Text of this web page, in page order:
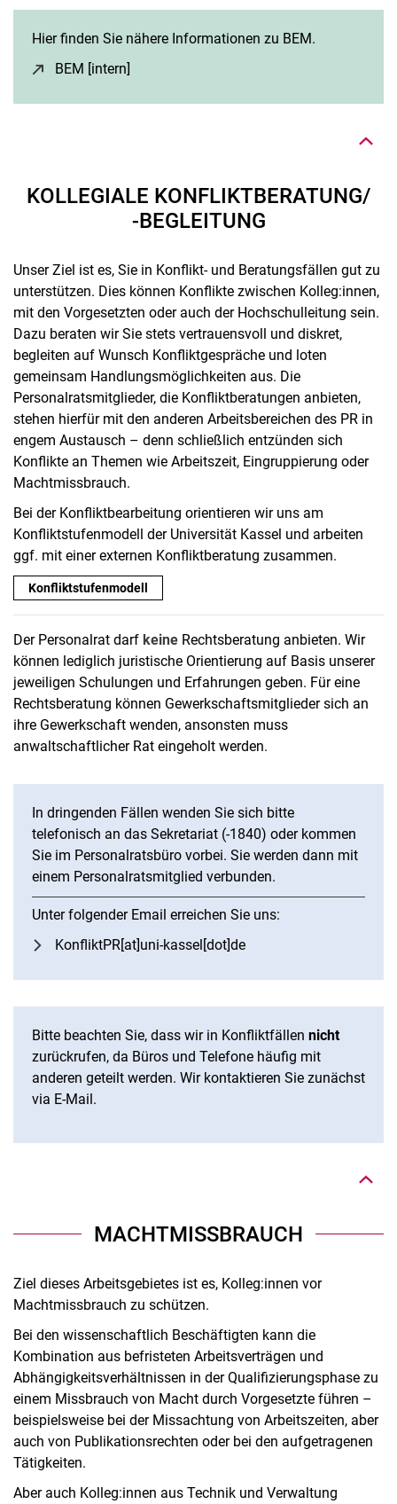
Hier finden Sie nähere Informationen zu BEM.
BEM [intern]
Nach oben
KOLLEGIALE KONFLIKTBERATUNG/
-BEGLEITUNG
Unser Ziel ist es, Sie in Konflikt- und Beratungsfällen gut zu
unterstützen. Dies können Konflikte zwischen Kolleg:innen,
mit den Vorgesetzten oder auch der Hochschulleitung sein.
Dazu beraten wir Sie stets vertrauensvoll und diskret,
begleiten auf Wunsch Konfliktgespräche und loten
gemeinsam Handlungsmöglichkeiten aus. Die
Personalratsmitglieder, die Konfliktberatungen anbieten,
stehen hierfür mit den anderen Arbeitsbereichen des PR in
engem Austausch – denn schließlich entzünden sich
Konflikte an Themen wie Arbeitszeit, Eingruppierung oder
Machtmissbrauch.
Bei der Konfliktbearbeitung orientieren wir uns am
Konfliktstufenmodell der Universität Kassel und arbeiten
ggf. mit einer externen Konfliktberatung zusammen.
Konfliktstufenmodell
Der Personalrat darf keine Rechtsberatung anbieten. Wir
können lediglich juristische Orientierung auf Basis unserer
jeweiligen Schulungen und Erfahrungen geben. Für eine
Rechtsberatung können Gewerkschaftsmitglieder sich an
ihre Gewerkschaft wenden, ansonsten muss
anwaltschaftlicher Rat eingeholt werden.
In dringenden Fällen wenden Sie sich bitte
telefonisch an das Sekretariat (-1840) oder kommen
Sie im Personalratsbüro vorbei. Sie werden dann mit
einem Personalratsmitglied verbunden.
Unter folgender Email erreichen Sie uns:
KonfliktPR[at]uni-kassel[dot]de
Bitte beachten Sie, dass wir in Konfliktfällen nicht
zurückrufen, da Büros und Telefone häufig mit
anderen geteilt werden. Wir kontaktieren Sie zunächst
via E-Mail.
Nach oben
MACHTMISSBRAUCH
Ziel dieses Arbeitsgebietes ist es, Kolleg:innen vor
Machtmissbrauch zu schützen.
Bei den wissenschaftlich Beschäftigten kann die
Kombination aus befristeten Arbeitsverträgen und
Abhängigkeitsverhältnissen in der Qualifizierungsphase zu
einem Missbrauch von Macht durch Vorgesetzte führen –
beispielsweise bei der Missachtung von Arbeitszeiten, aber
auch von Publikationsrechten oder bei den aufgetragenen
Tätigkeiten.
Aber auch Kolleg:innen aus Technik und Verwaltung